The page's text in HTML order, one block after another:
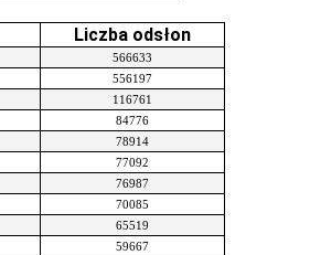
Liczba odsłon
566633
556197
116761
84776
78914
77092
76987
70085
65519
59667